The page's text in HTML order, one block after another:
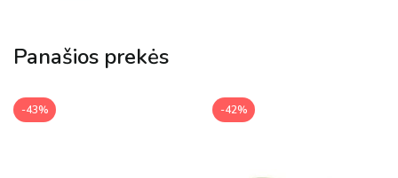
Panašios prekės
-43% -42%